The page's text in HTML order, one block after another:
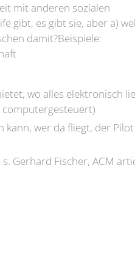
mit anderen sozialen
gibt, es gibt sie, aber a)
damit?Beispiele:
wo alles elektronisch
computergesteuert)
kann, wer da fliegt, der
Gerhard Fischer, ACM